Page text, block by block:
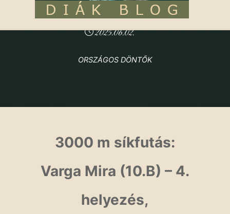
DIÁKOLIMPIA, ORSZÁGOS DÖNTŐK
2025.06.02.
ORSZÁGOS DÖNTŐK
3000 m síkfutás:
Varga Mira (10.B) – 4.
helyezés,